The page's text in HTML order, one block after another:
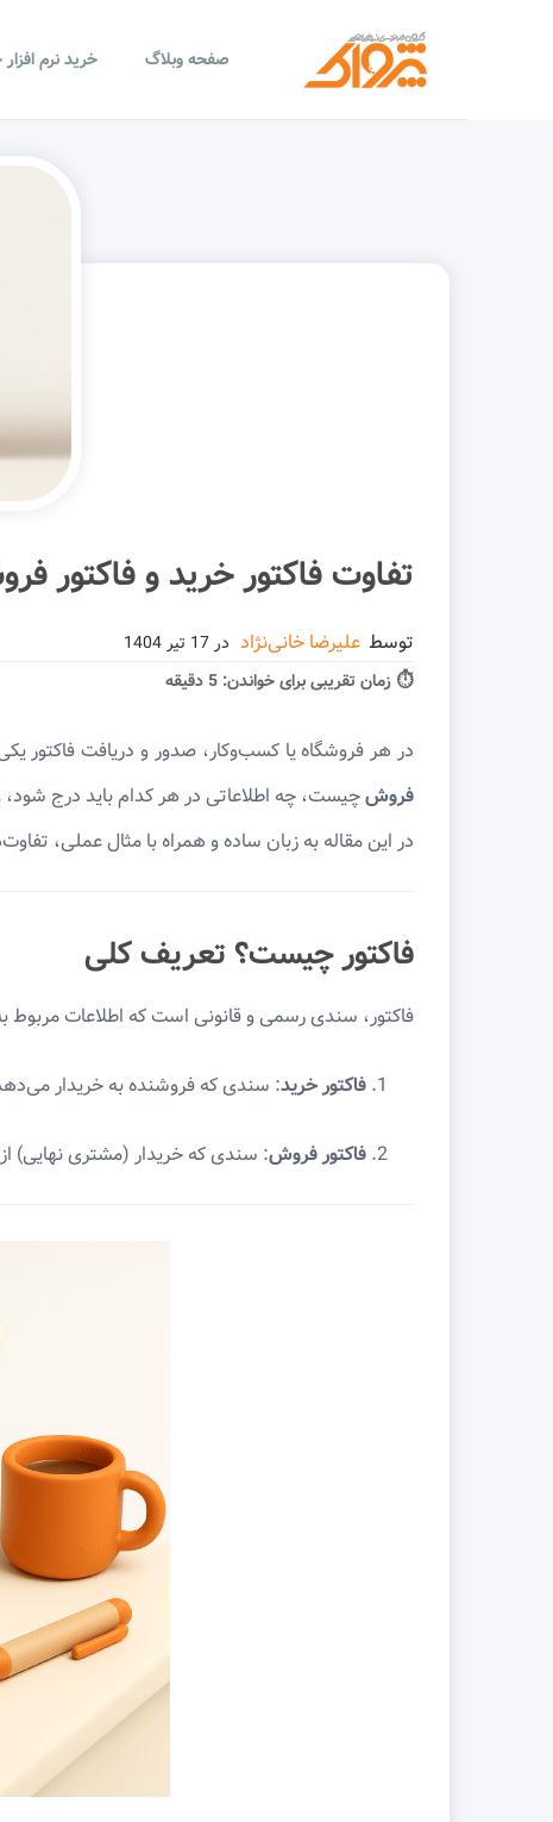
صفحه وبلاگ خرید نرم
تفاوت فاکتور خرید و فاکتور
توسط علیرضا خانی‌نژاد در
⏱ زمان تقریبی برای خواندن: 5 دقیقه
در هر فروشگاه یا کسب‌وکار، صدور و دریافت فاکتور
فروشچیست، چه اطلاعاتی در هر کدام باید درج شود،
در این مقاله به زبان ساده و همراه با مثال عملی،
فاکتور چیست؟ تعریف کلی
فاکتور، سندی رسمی و قانونی است که اطلاعات مربوط
فاکتور خرید: سندی که فروشنده به خریدار
فاکتور فروش: سندی که خریدار (مشتری نهایی)